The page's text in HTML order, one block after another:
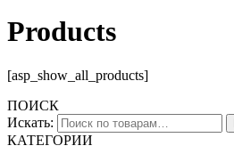
Products
[asp_show_all_products]
ПОИСК
Искать:
КАТЕГОРИИ